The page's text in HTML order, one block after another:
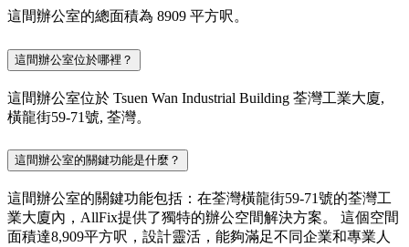
這間辦公室的總面積為 8909 平方呎。
這間辦公室位於哪裡？
這間辦公室位於 Tsuen Wan Industrial Building 荃灣工業大廈,
橫龍街59-71號, 荃灣。
這間辦公室的關鍵功能是什麼？
這間辦公室的關鍵功能包括：在荃灣橫龍街59-71號的荃灣工
業大廈內，AllFix提供了獨特的辦公空間解決方案。 這個空間
面積達8,909平方呎，設計靈活，能夠滿足不同企業和專業人